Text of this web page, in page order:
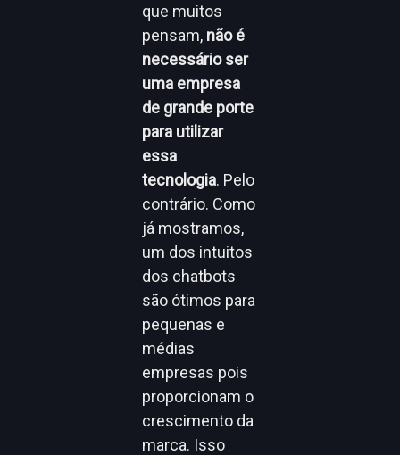
que muitos
pensam, não é
necessário ser
uma empresa
de grande porte
para utilizar
essa
tecnologia. Pelo
contrário. Como
já mostramos,
um dos intuitos
dos chatbots
são ótimos para
pequenas e
médias
empresas pois
proporcionam o
crescimento da
marca. Isso